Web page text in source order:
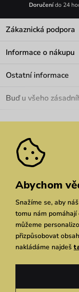
Doručenído 24
Zákaznická podpora
Informace o nákupu
Materiály a údržba
Pozáruční opravy
Ostatní informace
Velkoobchod
We Care
Dárkové poukazy
Vuchlook
Prodejny
Praha Brno
Buď u všeho
Zásady ochrany
Abychom
Snažíme se, aby
tomu nám pomáhají
můžeme
přizpůsobovat
nakládáme najdeš